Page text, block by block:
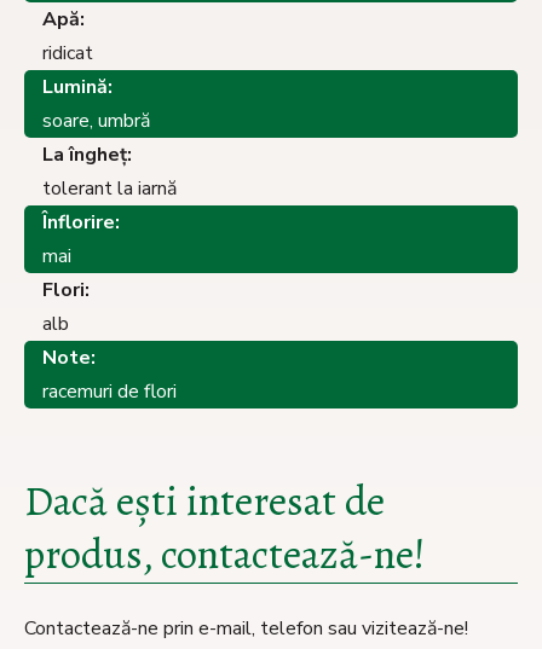
Apă:
ridicat
Lumină:
soare, umbră
La îngheţ:
tolerant la iarnă
Înflorire:
mai
Flori:
alb
Note:
racemuri de flori
Dacă ești interesat de
produs, contactează-ne!
Contactează-ne prin e-mail, telefon sau vizitează-ne!